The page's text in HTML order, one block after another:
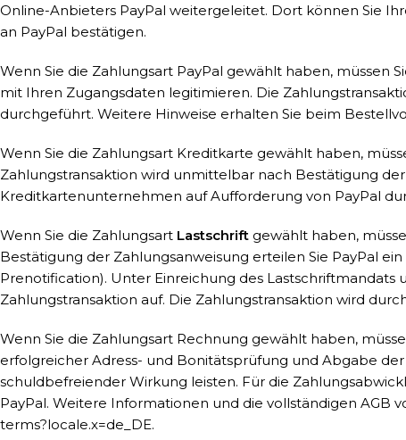
Online-Anbieters PayPal weitergeleitet. Dort können Sie
an PayPal bestätigen.
Wenn Sie die Zahlungsart PayPal gewählt haben, müssen
mit Ihren Zugangsdaten legitimieren. Die
durchgeführt. Weitere Hinweise erhalten Sie beim
Wenn Sie die Zahlungsart Kreditkarte gewählt haben,
Zahlungstransaktion wird unmittelbar nach Bestätigung
Kreditkartenunternehmen auf Aufforderung von PayPal
Wenn Sie die Zahlungsart Lastschrift gewählt haben,
Bestätigung der Zahlungsanweisung erteilen Sie PayPal
Prenotification). Unter Einreichung des
Zahlungstransaktion auf. Die Zahlungstransaktion wird
Wenn Sie die Zahlungsart Rechnung gewählt haben,
erfolgreicher Adress- und Bonitätsprüfung und Abgabe
schuldbefreiender Wirkung leisten. Für die
PayPal. Weitere Informationen und die vollständigen AGB
terms?locale.x=de_DE.